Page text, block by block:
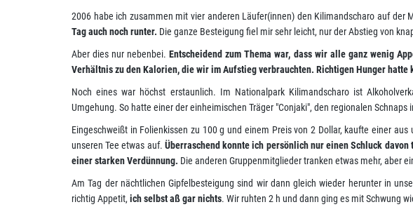
2006 habe ich zusammen mit vier anderen Läufer(innen) den Kilimandscharo auf der
Tag auch noch runter. Die ganze Besteigung fiel mir sehr leicht, nur der Abstieg von
Aber dies nur nebenbei.Entscheidend zum Thema war, dass wir alle ganz wenig
Verhältnis zu den Kalorien, die wir im Aufstieg verbrauchten. Richtigen Hunger hatte
Noch eines war höchst erstaunlich. Im Nationalpark Kilimandscharo ist
Umgehung. So hatte einer der einheimischen Träger "Conjaki", den regionalen Schnaps
Eingeschweißt in Folienkissen zu 100 g und einem Preis von 2 Dollar, kaufte einer
unseren Tee etwas auf. Überraschend konnte ich persönlich nur einen Schluck
einer starken Verdünnung. Die anderen Gruppenmitglieder tranken etwas mehr, aber
Am Tag der nächtlichen Gipfelbesteigung sind wir dann gleich wieder herunter in
richtig Appetit, ich selbst aß gar nichts. Wir ruhten 2 h und dann ging es mit Schwung